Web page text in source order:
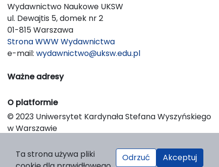
Wydawnictwo Naukowe UKSW
ul. Dewajtis 5, domek nr 2
01-815 Warszawa
Strona WWW Wydawnictwa
e-mail: wydawnictwo@uksw.edu.pl
Ważne adresy
O platformie
© 2023 Uniwersytet Kardynała Stefana Wyszyńskiego
w Warszawie
Platform & Workflow by OJS/PKP
Ta strona używa pliki
Odrzuć Akceptuj